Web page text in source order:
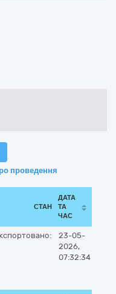
проведення
СТАН
ДАТА
ТА
ЧАС
23-05-
2026,
07:32:34